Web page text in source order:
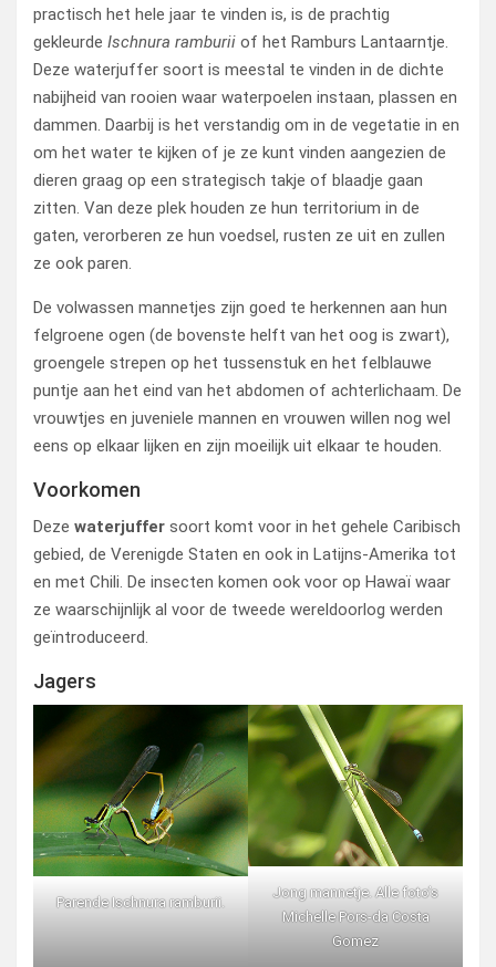
practisch het hele jaar te vinden is, is de prachtig
gekleurde Ischnura ramburii of het Ramburs Lantaarntje.
Deze waterjuffer soort is meestal te vinden in de dichte
nabijheid van rooien waar waterpoelen instaan, plassen en
dammen. Daarbij is het verstandig om in de vegetatie in en
om het water te kijken of je ze kunt vinden aangezien de
dieren graag op een strategisch takje of blaadje gaan
zitten. Van deze plek houden ze hun territorium in de
gaten, verorberen ze hun voedsel, rusten ze uit en zullen
ze ook paren.
De volwassen mannetjes zijn goed te herkennen aan hun
felgroene ogen (de bovenste helft van het oog is zwart),
groengele strepen op het tussenstuk en het felblauwe
puntje aan het eind van het abdomen of achterlichaam. De
vrouwtjes en juveniele mannen en vrouwen willen nog wel
eens op elkaar lijken en zijn moeilijk uit elkaar te houden.
Voorkomen
Deze waterjuffer soort komt voor in het gehele Caribisch
gebied, de Verenigde Staten en ook in Latijns-Amerika tot
en met Chili. De insecten komen ook voor op Hawaï waar
ze waarschijnlijk al voor de tweede wereldoorlog werden
geïntroduceerd.
Jagers
Parende Ischnura ramburii.
Jong mannetje. Alle foto’s
Michelle Pors-da Costa
Gomez